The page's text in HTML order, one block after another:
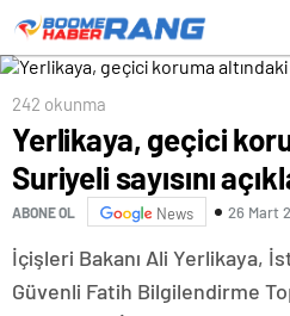
242 okunma
Yerlikaya, geçici
Suriyeli sayısını
ABONE OL News 26 Mart
İçişleri Bakanı Ali Yerlikaya,
Güvenli Fatih Bilgilendirme